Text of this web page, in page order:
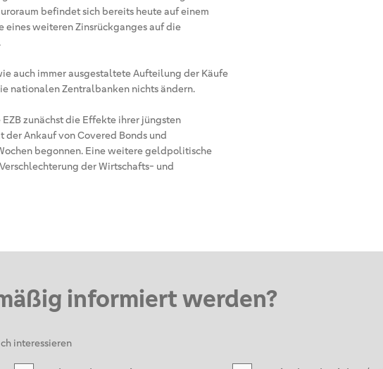
befindet sich bereits heute auf einem
eines weiteren Zinsrückganges auf die
auch immer ausgestaltete Aufteilung der Käufe
nationalen Zentralbanken nichts ändern.
zunächst die Effekte ihrer jüngsten
Ankauf von Covered Bonds und
begonnen. Eine weitere geldpolitische
der Wirtschafts- und
informiert werden?
interessieren